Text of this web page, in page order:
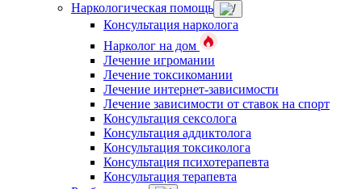
Наркологическая помощь
Консультация нарколога
Нарколог на дом
Лечение игромании
Лечение токсикомании
Лечение интернет-зависимости
Лечение зависимости от ставок на спорт
Консультация сексолога
Консультация аддиктолога
Консультация токсиколога
Консультация психотерапевта
Консультация терапевта